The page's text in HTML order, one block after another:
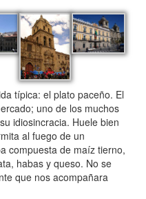
típica: el plato paceño. El
uno de los muchos
idiosincracia. Huele bien
al fuego de un
compuesta de maíz tierno,
habas y queso. No se
que nos acompañara